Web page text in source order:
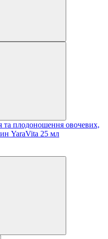
та плодоношення овочевих,
YaraVita 25 мл